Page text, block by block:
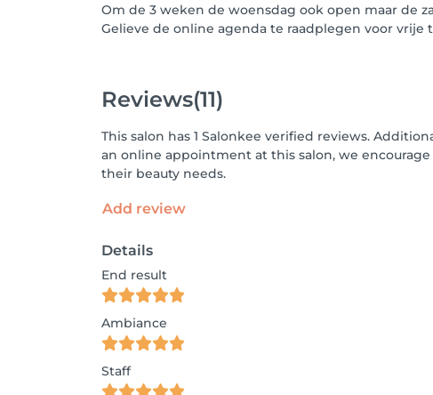
Om de 3 weken de woensdag ook open maar de
Gelieve de online agenda te raadplegen voor vrije
Reviews(11)
This salon has 1 Salonkee verified reviews.
an online appointment at this salon, we
their beauty needs.
Add review
Details
End result
Ambiance
Staff